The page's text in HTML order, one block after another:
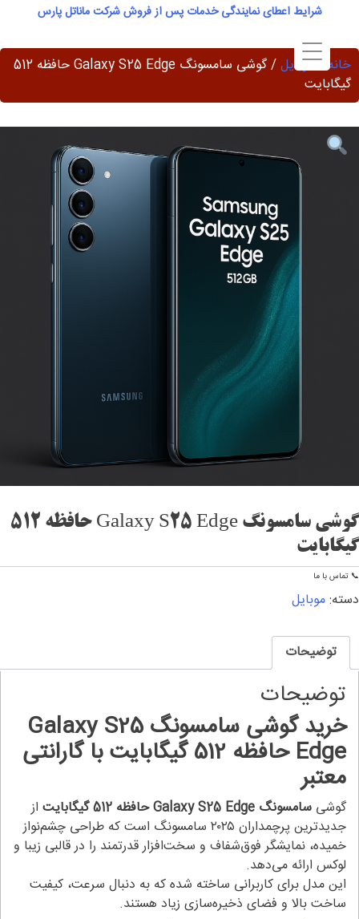
content
شرایط اعطای نمایندگی خدمات پس از فروش شرکت ماناتل پارس
خانه/موبایل
/ گوشی سامسونگ Galaxy S25 Edge حافظه 512
گیگابایت
گوشی سامسونگ Galaxy S25 Edge حافظه 512
گیگابایت
📞 تماس با ما
دسته:موبایل
توضیحات
توضیحات
خرید گوشی سامسونگ Galaxy S25
Edge حافظه 512 گیگابایت با گارانتی
معتبر
گوشی سامسونگ حافظه 512 گیگابایت
از
جدیدترین پرچمداران ۲۰۲۵ سامسونگ است که طراحی چشم‌نواز
خمیده، نمایشگر فوق‌شفاف و سخت‌افزار قدرتمند را در قالبی زیبا و
لوکس ارائه می‌دهد.
این مدل برای کاربرانی ساخته شده که به دنبال سرعت، کیفیت
ساخت بالا و فضای ذخیره‌سازی زیاد هستند.